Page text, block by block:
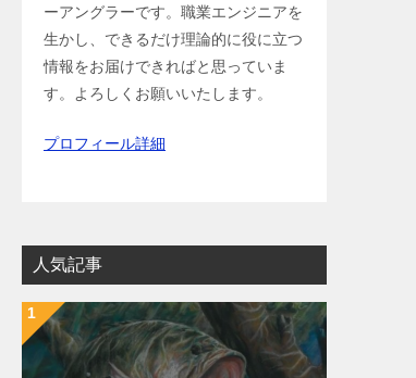
ーアングラーです。職業エンジニアを
生かし、できるだけ理論的に役に立つ
情報をお届けできればと思っていま
す。よろしくお願いいたします。
プロフィール詳細
人気記事